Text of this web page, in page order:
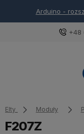
Arduino -
+48
Elty Moduły
F207Z